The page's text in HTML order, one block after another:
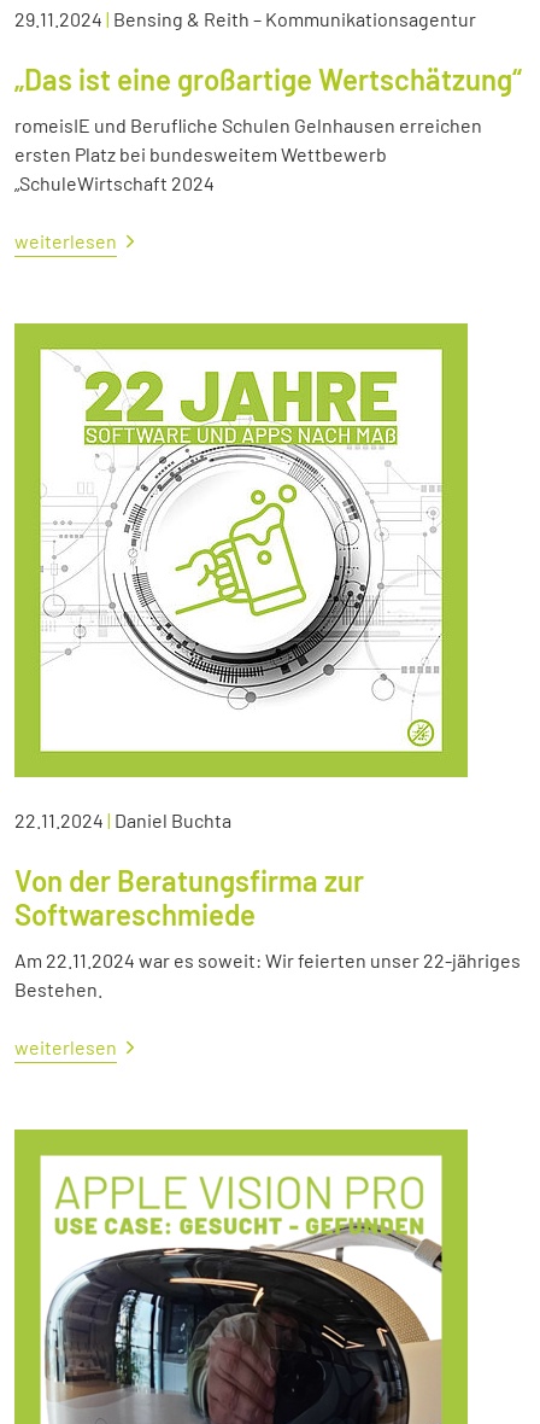
29.11.2024 | Bensing & Reith – Kommunikationsagentur
„Das ist eine großartige Wertschätzung“
romeisIE und Berufliche Schulen Gelnhausen erreichen
ersten Platz bei bundesweitem Wettbewerb
„SchuleWirtschaft 2024
weiterlesen
22.11.2024 | Daniel Buchta
Von der Beratungsfirma zur
Softwareschmiede
Am 22.11.2024 war es soweit: Wir feierten unser 22-jähriges
Bestehen.
weiterlesen